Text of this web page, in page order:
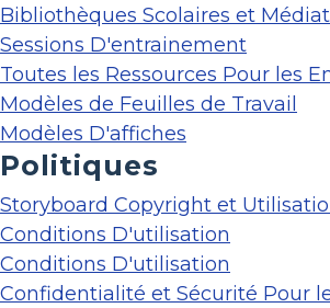
Bibliothèques Scolaires et
Sessions D'entrainement
Toutes les Ressources Pour les
Modèles de Feuilles de Travail
Modèles D'affiches
Politiques
Storyboard Copyright et
Conditions D'utilisation
Conditions D'utilisation
Confidentialité et Sécurité Pour